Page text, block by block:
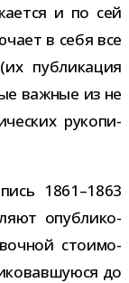
и по сей
в себя все
пуб­ли­ка­ция
важ­ные из не
руко­пи­
1861–1863
опуб­ли­ко­
сто­и­мо­
до